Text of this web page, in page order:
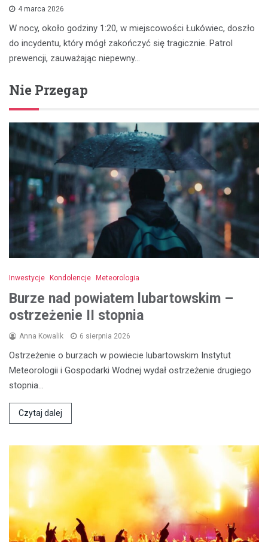
4 marca 2026
W nocy, około godziny 1:20, w miejscowości Łukówiec, doszło
do incydentu, który mógł zakończyć się tragicznie. Patrol
prewencji, zauważając niepewny…
Nie Przegap
Inwestycje Kondolencje Meteorologia
Burze nad powiatem lubartowskim –
ostrzeżenie II stopnia
Anna Kowalik 6 sierpnia 2026
Ostrzeżenie o burzach w powiecie lubartowskim Instytut
Meteorologii i Gospodarki Wodnej wydał ostrzeżenie drugiego
stopnia…
Czytaj dalej